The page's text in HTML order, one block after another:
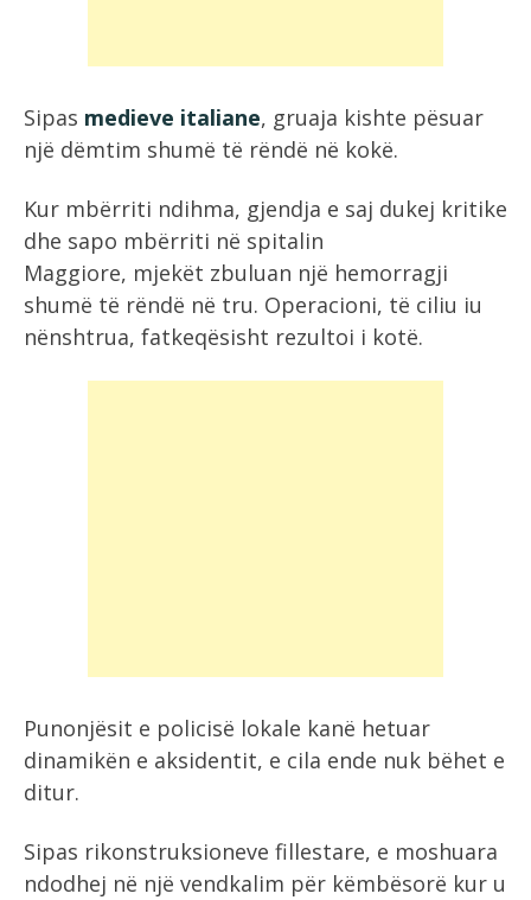
Sipas medieve italiane, gruaja kishte pësuar
një dëmtim shumë të rëndë në kokë.
Kur mbërriti ndihma, gjendja e saj dukej kritike
dhe sapo mbërriti në spitalin
Maggiore, mjekët zbuluan një hemorragji
shumë të rëndë në tru. Operacioni, të ciliu iu
nënshtrua, fatkeqësisht rezultoi i kotë.
Punonjësit e policisë lokale kanë hetuar
dinamikën e aksidentit, e cila ende nuk bëhet e
ditur.
Sipas rikonstruksioneve fillestare, e moshuara
ndodhej në një vendkalim për këmbësorë kur u